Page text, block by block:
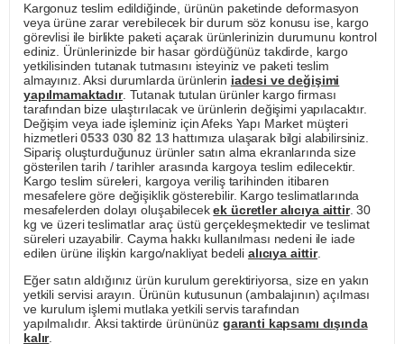
Kargonuz teslim edildiğinde, ürünün paketinde deformasyon
veya ürüne zarar verebilecek bir durum söz konusu ise, kargo
görevlisi ile birlikte paketi açarak ürünlerinizin durumunu kontrol
ediniz. Ürünlerinizde bir hasar gördüğünüz takdirde, kargo
yetkilisinden tutanak tutmasını isteyiniz ve paketi teslim
almayınız. Aksi durumlarda ürünlerin iadesi ve değişimi
yapılmamaktadır. Tutanak tutulan ürünler kargo firması
tarafından bize ulaştırılacak ve ürünlerin değişimi yapılacaktır.
Değişim veya iade işleminiz için Afeks Yapı Market müşteri
hizmetleri0533 030 82 13hattımıza ulaşarak bilgi alabilirsiniz.
Sipariş oluşturduğunuz ürünler satın alma ekranlarında size
gösterilen tarih / tarihler arasında kargoya teslim edilecektir.
Kargo teslim süreleri, kargoya veriliş tarihinden itibaren
mesafelere göre değişiklik gösterebilir. Kargo teslimatlarında
mesafelerden dolayı oluşabilecekek ücretler alıcıya aittir. 30
kg ve üzeri teslimatlar araç üstü gerçekleşmektedir ve teslimat
süreleri uzayabilir. Cayma hakkı kullanılması nedeni ile iade
edilen ürüne ilişkin kargo/nakliyat bedeli alıcıya aittir.
Eğer satın aldığınız ürün kurulum gerektiriyorsa, size en yakın
yetkili servisi arayın. Ürünün kutusunun (ambalajının) açılması
ve kurulum işlemi mutlaka yetkili servis tarafından
yapılmalıdır. Aksi taktirde ürününüz garanti kapsamı dışında
kalır.